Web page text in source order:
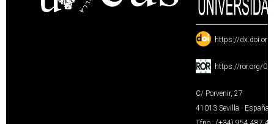
: https://
: https://ror.org/
C/ Porvenir, 27
41013 Sevilla · España